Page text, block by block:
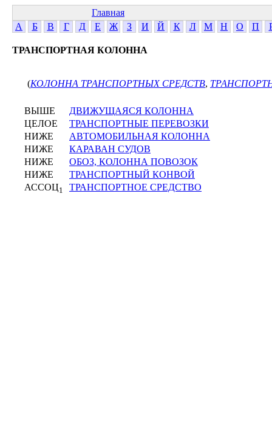
Главная
А
Б В Г Д Е Ж З И Й К Л М Н О П
ТРАНСПОРТНАЯ КОЛОННА
(КОЛОННА ТРАНСПОРТНЫХ СРЕДСТВ,
ВЫШЕ
ДВИЖУЩАЯСЯ КОЛОННА
ЦЕЛОЕ
ТРАНСПОРТНЫЕ ПЕРЕВОЗКИ
НИЖЕ
АВТОМОБИЛЬНАЯ КОЛОННА
НИЖЕ
КАРАВАН СУДОВ
НИЖЕ
ОБОЗ, КОЛОННА ПОВОЗОК
НИЖЕ
ТРАНСПОРТНЫЙ КОНВОЙ
АССОЦ1 ТРАНСПОРТНОЕ СРЕДСТВО